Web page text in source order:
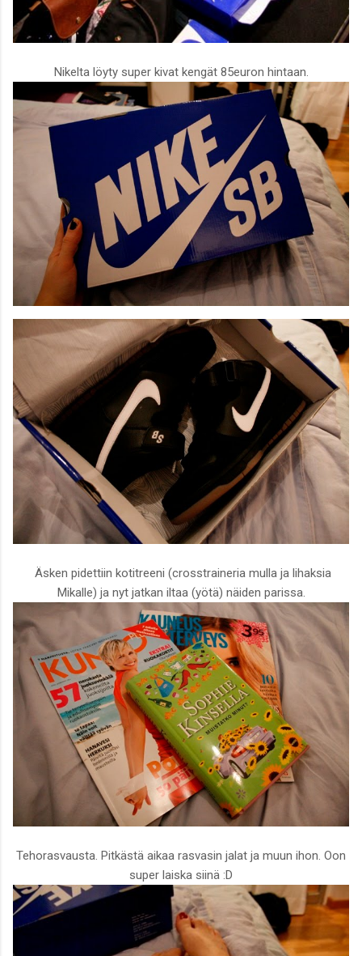
Nikelta löyty super kivat kengät 85euron hintaan.
Äsken pidettiin kotitreeni (crosstraineria mulla ja lihaksia
Mikalle) ja nyt jatkan iltaa (yötä) näiden parissa.
Tehorasvausta. Pitkästä aikaa rasvasin jalat ja muun ihon. Oon
super laiska siinä :D